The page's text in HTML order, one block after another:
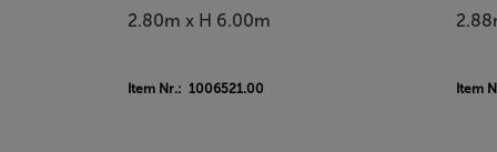
2.80m x H 6.00m
Item Nr.: 1006521.00 Item